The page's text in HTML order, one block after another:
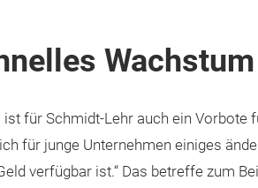
Wachstum
für Schmidt-Lehr auch ein Vorbote
für junge Unternehmen einiges
verfügbar ist.“ Das betreffe zum